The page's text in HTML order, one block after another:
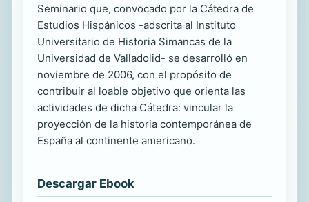
Seminario que, convocado por la Cátedra de
Estudios Hispánicos -adscrita al Instituto
Universitario de Historia Simancas de la
Universidad de Valladolid- se desarrolló en
noviembre de 2006, con el propósito de
contribuir al loable objetivo que orienta las
actividades de dicha Cátedra: vincular la
proyección de la historia contemporánea de
España al continente americano.
Descargar Ebook